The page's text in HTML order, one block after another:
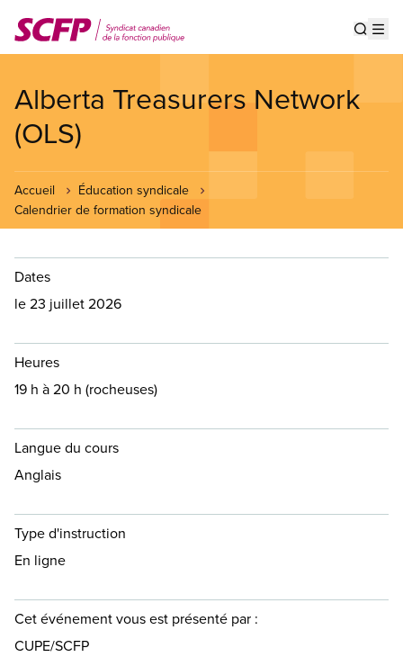
au
contenu
Alberta Treasurers Network
(OLS)
Accueil
Éducation syndicale
Calendrier de formation syndicale
Dates
le 23 juillet 2026
Heures
19 h à 20 h (rocheuses)
Langue du cours
Anglais
Type d'instruction
En ligne
Cet événement vous est présenté par :
CUPE/SCFP